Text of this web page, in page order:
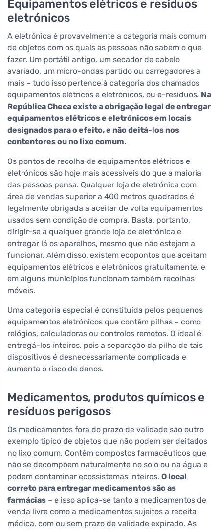
Equipamentos elétricos e resíduos
eletrónicos
A eletrónica é provavelmente a categoria mais comum
de objetos com os quais as pessoas não sabem o que
fazer. Um portátil antigo, um secador de cabelo
avariado, um micro-ondas partido ou carregadores a
mais – tudo isso pertence à categoria dos chamados
equipamentos elétricos e eletrónicos, ou e-resíduos. Na
República Checa existe a obrigação legal de entregar
equipamentos elétricos e eletrónicos em locais
designados para o efeito, e não deitá-los nos
contentores ou no lixo comum.
Os pontos de recolha de equipamentos elétricos e
eletrónicos são hoje mais acessíveis do que a maioria
das pessoas pensa. Qualquer loja de eletrónica com
área de vendas superior a 400 metros quadrados é
legalmente obrigada a aceitar de volta equipamentos
usados sem condição de compra. Basta, portanto,
dirigir-se a qualquer grande loja de eletrónica e
entregar lá os aparelhos, mesmo que não estejam a
funcionar. Além disso, existem ecopontos que aceitam
equipamentos elétricos e eletrónicos gratuitamente, e
em alguns municípios funcionam também recolhas
móveis.
Uma categoria especial é constituída pelos pequenos
equipamentos eletrónicos que contêm pilhas – como
relógios, calculadoras ou controlos remotos. O ideal é
entregá-los inteiros, pois a separação da pilha de tais
dispositivos é desnecessariamente complicada e
aumenta o risco de danos.
Medicamentos, produtos químicos e
resíduos perigosos
Os medicamentos fora do prazo de validade são outro
exemplo típico de objetos que não podem ser deitados
no lixo comum. Contêm compostos farmacêuticos que
não se decompõem naturalmente no solo ou na água e
podem contaminar ecossistemas inteiros. O local
correto para entregar medicamentos são as
farmácias – e isso aplica-se tanto a medicamentos de
venda livre como a medicamentos sujeitos a receita
médica, com ou sem prazo de validade expirado. As